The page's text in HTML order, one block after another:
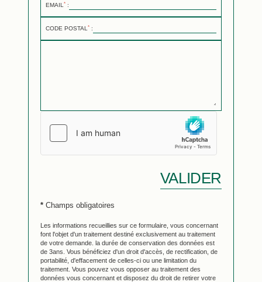
EMAIL* :
CODE POSTAL* :
VALIDER
* Champs obligatoires
Les informations recueillies sur ce formulaire, vous concernant
font l'objet d'un traitement destiné exclusivement au traitement
de votre demande. la durée de conservation des données est
de 3ans. Vous bénéficiez d'un droit d'accès, de rectification, de
portabilité, d'effacement de celles-ci ou une limitation du
traitement. Vous pouvez vous opposer au traitement des
données vous concernant et disposez du droit de retirer votre